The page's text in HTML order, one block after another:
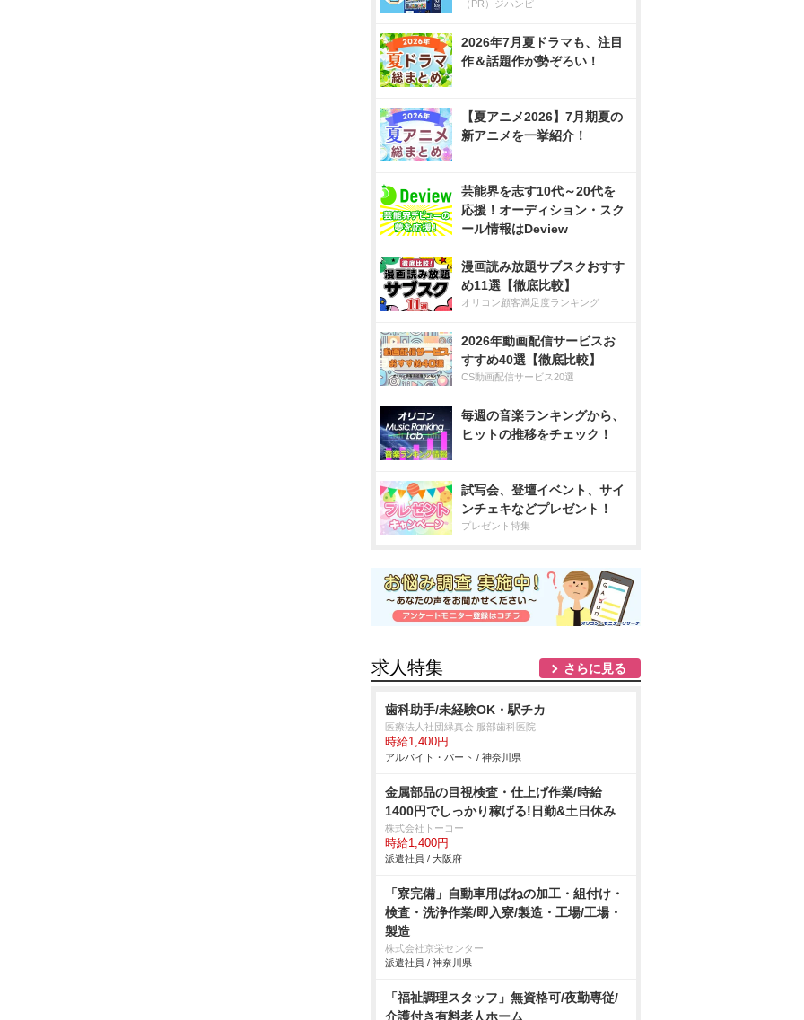
（PR）ジハンピ
2026年7月夏ドラマも、注目
作＆話題作が勢ぞろい！
【夏アニメ2026】7月期夏の
新アニメを一挙紹介！
芸能界を志す10代～20代を
応援！オーディション・スク
ール情報はDeview
漫画読み放題サブスクおすす
め11選【徹底比較】
オリコン顧客満足度ランキング
2026年動画配信サービスお
すすめ40選【徹底比較】
CS動画配信サービス20選
毎週の音楽ランキングから、
ヒットの推移をチェック！
試写会、登壇イベント、サイ
ンチェキなどプレゼント！
プレゼント特集
求人特集 さらに見る
歯科助手/未経験OK・駅チカ
医療法人社団緑真会 服部歯科医院
時給1,400円
アルバイト・パート / 神奈川県
金属部品の目視検査・仕上げ作業/時給
1400円でしっかり稼げる!日勤&土日休み
株式会社トーコー
時給1,400円
派遣社員 / 大阪府
「寮完備」自動車用ばねの加工・組付け・
検査・洗浄作業/即入寮/製造・工場/工場・
製造
株式会社京栄センター
派遣社員 / 神奈川県
「福祉調理スタッフ」無資格可/夜勤専従/
介護付き有料老人ホーム